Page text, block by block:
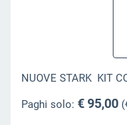
NUOVE STARK KIT
Paghi solo: € 95,00(